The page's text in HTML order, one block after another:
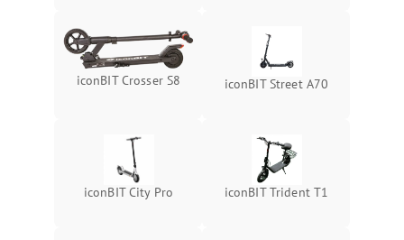
iconBIT Crosser S8 iconBIT Street A70
iconBIT City Pro iconBIT Trident T1